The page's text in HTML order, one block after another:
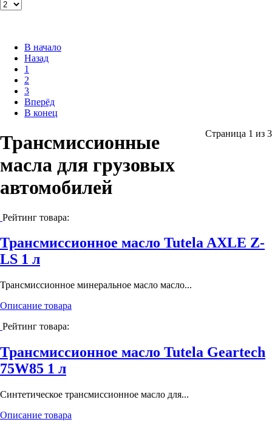
В начало
Назад
1
2
3
Вперёд
В конец
Страница 1 из 3
Трансмиссионные
масла для грузовых
автомобилей
Рейтинг товара:
Трансмиссионное масло Tutela AXLE Z-
LS 1 л
Трансмиссионное минеральное масло масло...
Описание товара
Рейтинг товара:
Трансмиссионное масло Tutela Geartech
75W85 1 л
Синтетическое трансмиссионное масло для...
Описание товара